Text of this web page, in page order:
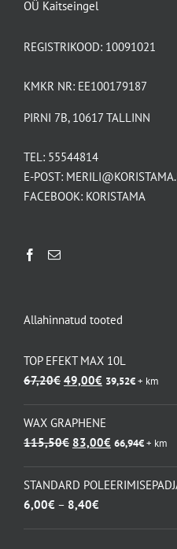
OÜ Kaitseingel
REGISTRIKOOD: 10091021
KMKR NR: EE100179187
PIRNI 7B, 10617 TALLINN
TEL: 55544814
E-POST:
FACEBOOK: KORISTAMA
Allahinnatud tooted
TOP EFEKT MAX 10L
67,20€ Algne
oli:
67,20€.
49,00€ Praegune
on:
49,00€.
39,52€+ km
WAX GRAPHENE
115,50€ Algne
oli:
115,50€.
83,00€ Praegune
on:
66,94€+ km
STANDARD
6,00€ – 8,40€